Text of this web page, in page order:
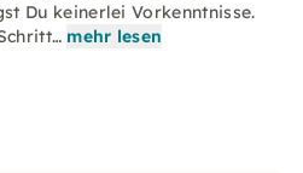
Du keinerlei Vorkenntnisse.
mehr lesen